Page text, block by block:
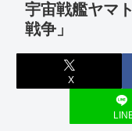
宇宙戦艦ヤマ
戦争」
X